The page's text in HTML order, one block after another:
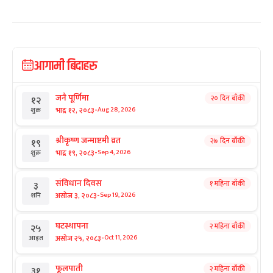
आगामी बिदाहरु
१२
शुक्र
जनै पूर्णिमा
भाद्र १२, २०८३-Aug 28, 2026
२० दिन बाँकी
१९
शुक्र
श्रीकृष्ण जन्माष्टमी व्रत
भाद्र १९, २०८३-Sep 4, 2026
२७ दिन बाँकी
३
शनि
संविधान दिवस
असोज ३, २०८३-Sep 19, 2026
१ महिना बाँकी
२५
आइत
घटस्थापना
असोज २५, २०८३-Oct 11, 2026
२ महिना बाँकी
फूलपाती २ महिना बाँकी